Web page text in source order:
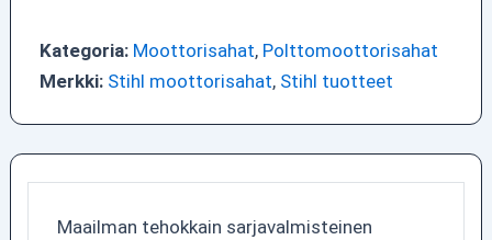
Kategoria: Moottorisahat, Polttomoottorisahat
Merkki: Stihl moottorisahat, Stihl tuotteet
Maailman tehokkain sarjavalmisteinen